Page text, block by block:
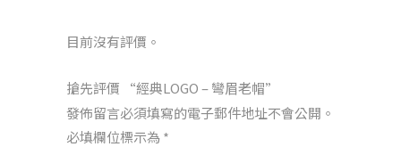
目前沒有評價。
搶先評價 “經典LOGO – 彎眉老帽”
發佈留言必須填寫的電子郵件地址不會公開。
必填欄位標示為*